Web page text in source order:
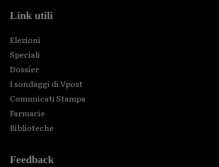
Link utili
Elezioni
Speciali
Dossier
I sondaggi di Vpost
Comunicati Stampa
Farmacie
Biblioteche
Feedback